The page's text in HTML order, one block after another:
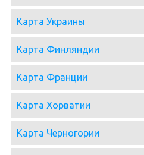
Карта Украины
Карта Финляндии
Карта Франции
Карта Хорватии
Карта Черногории